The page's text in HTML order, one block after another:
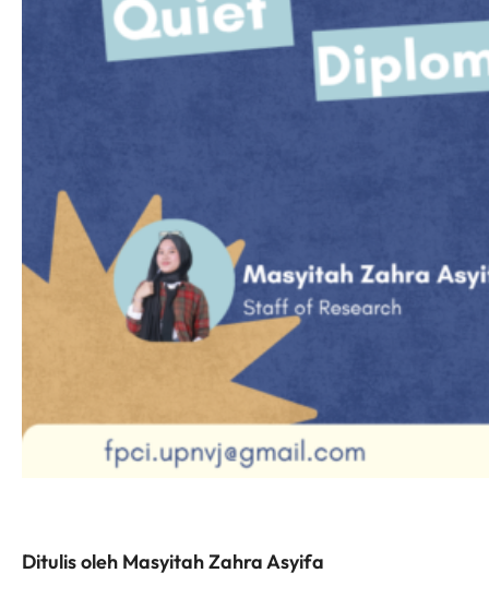
Ditulis oleh Masyitah Zahra Asyifa